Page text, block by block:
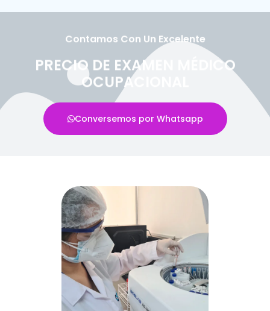
Contamos Con Un Excelente
PRECIO DE EXAMEN MÉDICO
OCUPACIONAL
Conversemos por Whatsapp